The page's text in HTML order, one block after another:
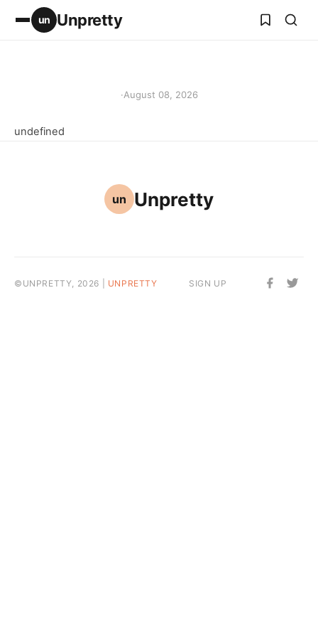
un Unpretty
·August 08, 2026
undefined
un Unpretty
©UNPRETTY, 2026 | UNPRETTY SIGN UP